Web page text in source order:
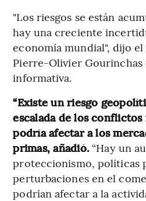
"Los riesgos se están
hay una creciente
economía mundial", dijo
Pierre-Olivier Gourinchas
informativa.
“Existe un riesgo
escalada de los conflictos
podría afectar a los
primas, añadió.“Hay un
proteccionismo, políticas
perturbaciones en el
podrían afectar a la